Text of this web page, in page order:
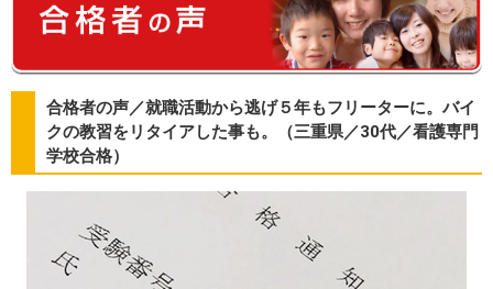
合格者の声／就職活動から逃げ５年もフリーターに。バイ
クの教習をリタイアした事も。（三重県／30代／看護専門
学校合格）